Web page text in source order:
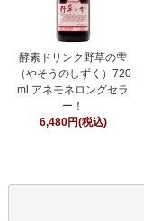
酵素ドリンク野草の雫
（やそうのしずく）720
ml アネモネロングセラ
ー！
6,480円(税込)